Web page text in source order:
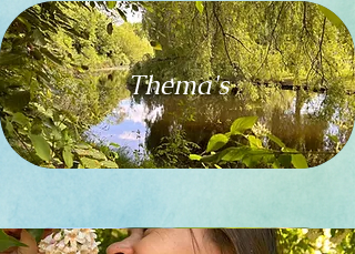
Thema's